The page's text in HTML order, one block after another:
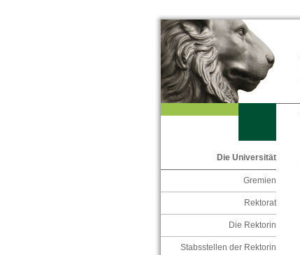
Die Universität
Gremien
Rektorat
Die Rektorin
Stabsstellen der Rektorin